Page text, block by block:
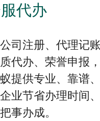
代办
司注册、代理记
代办、荣誉申报
提供专业、靠谱
业节省办理时间
事办成。